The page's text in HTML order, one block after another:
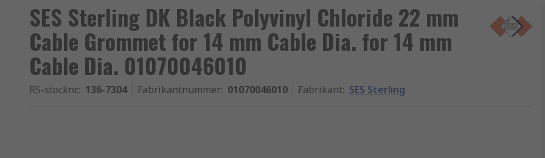
SES Sterling DK Black Polyvinyl Chloride 22 mm
Cable Grommet for 14 mm Cable Dia. for 14 mm
Cable Dia. 01070046010
RS-stocknr.: 136-7304 Fabrikantnummer: 01070046010 Fabrikant: SES Sterling